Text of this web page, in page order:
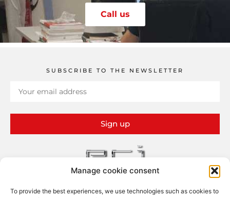
Manage cookie consent
To provide the best experiences, we use technologies such as cookies to
Call us
SUBSCRIBE TO THE NEWSLETTER
Sign up
ERI – Études et Réalisations Industrielles